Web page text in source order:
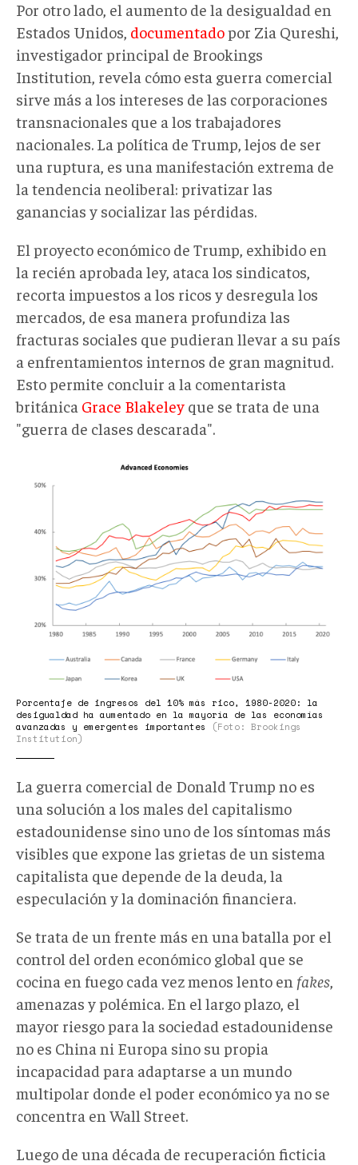
Por otro lado, el aumento de la desigualdad en
Estados Unidos, documentadopor Zia Qureshi,
investigador principal de Brookings
Institution, revela cómo esta guerra comercial
sirve más a los intereses de las corporaciones
transnacionales que a los trabajadores
nacionales. La política de Trump, lejos de ser
una ruptura, es una manifestación extrema de
la tendencia neoliberal: privatizar las
ganancias y socializar las pérdidas.
El proyecto económico de Trump, exhibido en
la recién aprobada ley, ataca los sindicatos,
recorta impuestos a los ricos y desregula los
mercados, de esa manera profundiza las
fracturas sociales que pudieran llevar a su país
a enfrentamientos internos de gran magnitud.
Esto permite concluir a la comentarista
británica Grace Blakeley que se trata de una
"guerra de clases descarada".
Desigualdad
Brookins.png
Porcentaje de ingresos del 10% más rico, 1980-2020: la
desigualdad ha aumentado en la mayoría de las economías
avanzadas y emergentes importantes
(Foto: Brookings
Institution)
La guerra comercial de Donald Trump no es
una solución a los males del capitalismo
estadounidense sino uno de los síntomas más
visibles que expone las grietas de un sistema
capitalista que depende de la deuda, la
especulación y la dominación financiera.
Se trata de un frente más en una batalla por el
control del orden económico global que se
cocina en fuego cada vez menos lento en fakes,
amenazas y polémica. En el largo plazo, el
mayor riesgo para la sociedad estadounidense
no es China ni Europa sino su propia
incapacidad para adaptarse a un mundo
multipolar donde el poder económico ya no se
concentra en Wall Street.
Luego de una década de recuperación ficticia